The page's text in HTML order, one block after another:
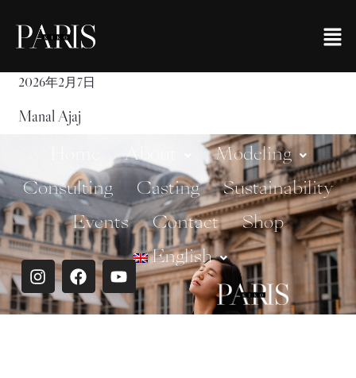
2026年2月7日
Manal Ajaj
About
Modeling
Consulting
Casting
Sustainability
Events
Contact
Shop
English